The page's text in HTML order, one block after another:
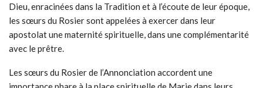
Dieu, enracinées dans la Tradition et à l’écoute de leur époque,
les sœurs du Rosier sont appelées à exercer dans leur
apostolat une maternité spirituelle, dans une complémentarité
avec le prêtre.
Les sœurs du Rosier de l’Annonciation accordent une